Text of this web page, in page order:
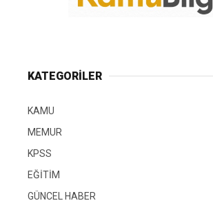
KATEGORİLER
KAMU
MEMUR
KPSS
EĞİTİM
GÜNCEL HABER